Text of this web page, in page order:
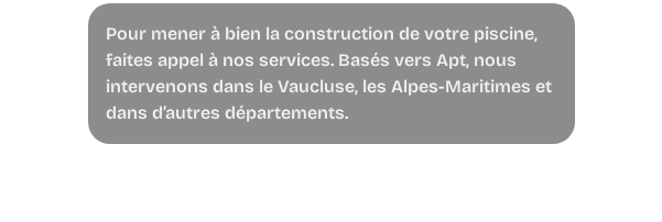
Pour mener à bien la construction de votre piscine,
faites appel à nos services. Basés vers Apt, nous
intervenons dans le Vaucluse, les Alpes-Maritimes et
dans d’autres départements.